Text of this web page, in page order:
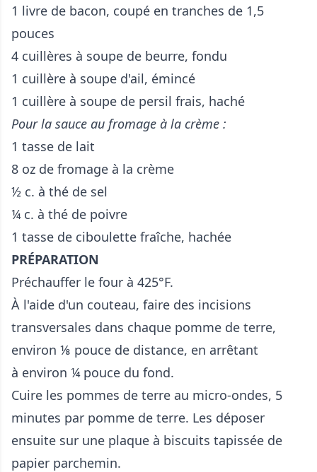
1 livre de bacon, coupé en tranches de 1,5
pouces
4 cuillères à soupe de beurre, fondu
1 cuillère à soupe d'ail, émincé
1 cuillère à soupe de persil frais, haché
Pour la sauce au fromage à la crème :
1 tasse de lait
8 oz de fromage à la crème
½ c. à thé de sel
¼ c. à thé de poivre
1 tasse de ciboulette fraîche, hachée
PRÉPARATION
Préchauffer le four à 425°F.
À l'aide d'un couteau, faire des incisions
transversales dans chaque pomme de terre,
environ ⅛ pouce de distance, en arrêtant
à environ ¼ pouce du fond.
Cuire les pommes de terre au micro-ondes, 5
minutes par pomme de terre. Les déposer
ensuite sur une plaque à biscuits tapissée de
papier parchemin.